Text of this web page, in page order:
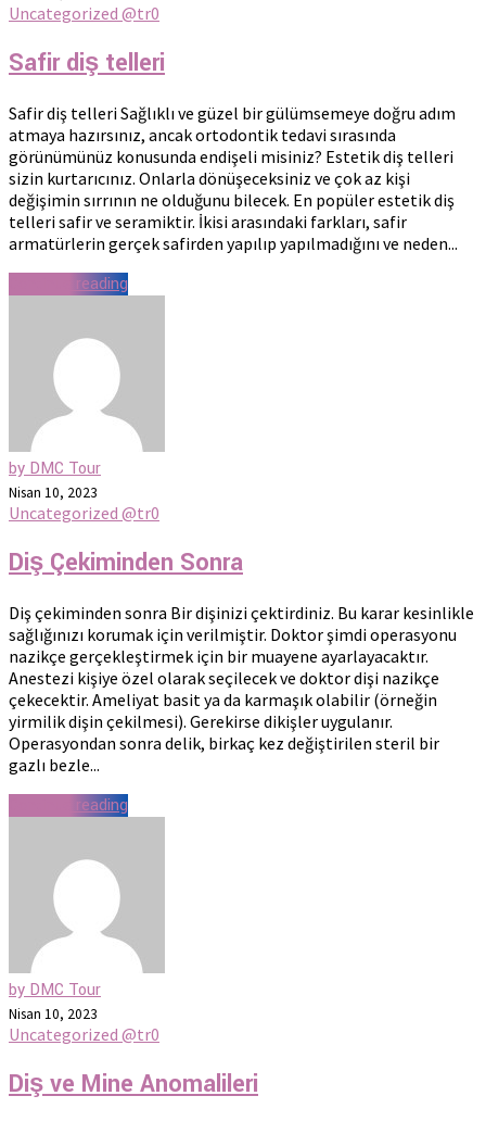
Uncategorized @tr0
Safir diş telleri
Safir diş telleri Sağlıklı ve güzel bir gülümsemeye doğru adım
atmaya hazırsınız, ancak ortodontik tedavi sırasında
görünümünüz konusunda endişeli misiniz? Estetik diş telleri
sizin kurtarıcınız. Onlarla dönüşeceksiniz ve çok az kişi
değişimin sırrının ne olduğunu bilecek. En popüler estetik diş
telleri safir ve seramiktir. İkisi arasındaki farkları, safir
armatürlerin gerçek safirden yapılıp yapılmadığını ve neden...
Continue reading
by DMC Tour
Nisan 10, 2023
Uncategorized @tr0
Diş Çekiminden Sonra
Diş çekiminden sonra Bir dişinizi çektirdiniz. Bu karar kesinlikle
sağlığınızı korumak için verilmiştir. Doktor şimdi operasyonu
nazikçe gerçekleştirmek için bir muayene ayarlayacaktır.
Anestezi kişiye özel olarak seçilecek ve doktor dişi nazikçe
çekecektir. Ameliyat basit ya da karmaşık olabilir (örneğin
yirmilik dişin çekilmesi). Gerekirse dikişler uygulanır.
Operasyondan sonra delik, birkaç kez değiştirilen steril bir
gazlı bezle...
Continue reading
by DMC Tour
Nisan 10, 2023
Uncategorized @tr0
Diş ve Mine Anomalileri